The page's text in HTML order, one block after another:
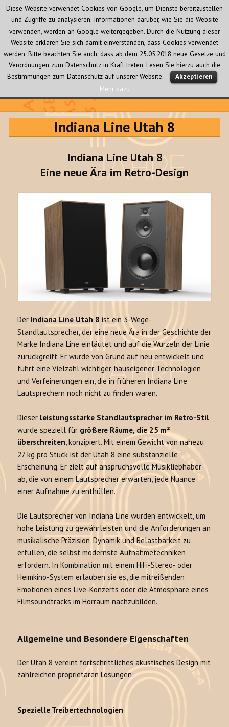
Audio Creativ
MENÜ
UND
Indiana Line Utah 8
Indiana Line Utah 8
Eine neue Ära im Retro-Design
Der Indiana Line Utah 8 ist ein 3-Wege-
Standlautsprecher, der eine neue Ära in der Geschichte der
Marke Indiana Line einläutet und auf die Wurzeln der Linie
zurückgreift. Er wurde von Grund auf neu entwickelt und
führt eine Vielzahl wichtiger, hauseigener Technologien
und Verfeinerungen ein, die in früheren Indiana Line
Lautsprechern noch nicht zu finden waren.
Dieser leistungsstarke Standlautsprecher im Retro-Stil
wurde speziell für größere Räume, die 25 m²
überschreiten, konzipiert. Mit einem Gewicht von nahezu
27 kg pro Stück ist der Utah 8 eine substanzielle
Erscheinung. Er zielt auf anspruchsvolle Musikliebhaber
ab, die von einem Lautsprecher erwarten, jede Nuance
einer Aufnahme zu enthüllen.
Die Lautsprecher von Indiana Line wurden entwickelt, um
hohe Leistung zu gewährleisten und die Anforderungen an
musikalische Präzision, Dynamik und Belastbarkeit zu
erfüllen, die selbst modernste Aufnahmetechniken
erfordern. In Kombination mit einem HiFi-Stereo- oder
Heimkino-System erlauben sie es, die mitreißenden
Emotionen eines Live-Konzerts oder die Atmosphäre eines
Filmsoundtracks im Hörraum nachzubilden.
Allgemeine und Besondere Eigenschaften
Der Utah 8 vereint fortschrittliches akustisches Design mit
zahlreichen proprietären Lösungen:
Spezielle Treibertechnologien
Diese Website verwendet Cookies von Google, um Dienste bereitzustellen
und Zugriffe zu analysieren. Informationen darüber, wie Sie die Website
verwenden, werden an Google weitergegeben. Durch die Nutzung dieser
Website erklären Sie sich damit einverstanden, dass Cookies verwendet
werden. Bitte beachten Sie auch, dass ab dem 25.05.2018 neue Gesetze und
Verordnungen zum Datenschutz in Kraft treten. Lesen Sie hierzu auch die
Bestimmungen zum Datenschutz auf unserer Website.
Akzeptieren
Mehr dazu